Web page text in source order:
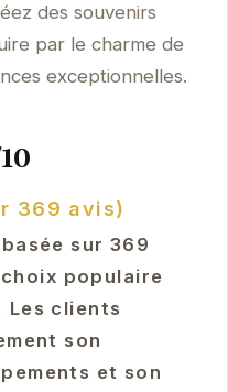
des souvenirs
par le charme de
exceptionnelles.
369 avis)
sur 369
populaire
Les clients
son
et son